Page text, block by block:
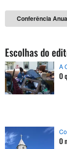
Conferência
Escolhas do
A
O
O